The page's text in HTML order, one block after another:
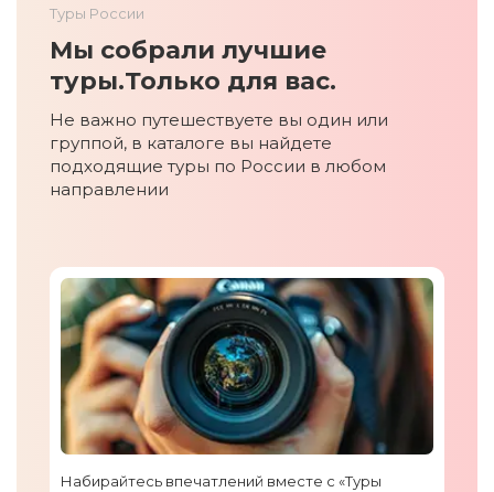
Туры России
Мы собрали лучшие
туры.Только для вас.
Не важно путешествуете вы один или
группой, в каталоге вы найдете
подходящие туры по России в любом
направлении
Набирайтесь впечатлений вместе с «Туры